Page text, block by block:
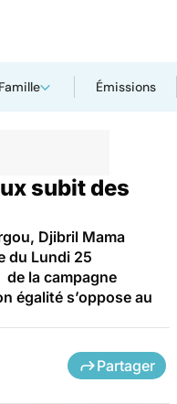
Famille Émissions
subit des
Djibril Mama
du Lundi 25
la campagne
égalité s’oppose au
Partager